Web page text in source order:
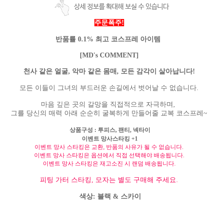
상세 정보를 확대해 보실 수 있습니다
주문폭주!
반품률 0.1% 최고 코스프레 아이템
[MD's COMMENT]
천사 같은 얼굴, 악마 같은 몸매, 모든 감각이 살아납니다!
모든 이들이 그녀의 부드러운 손길에서 벗어날 수 없습니다.
마음 깊은 곳의 갈망을 직접적으로 자극하며,
그를 당신의 매력 아래 순순히 굴복하게 만들어줄 교복 코스프레~
상품구성 : 투피스, 팬티, 넥타이
이벤트 망사스타킹 +1
이벤트 망사 스타킹은 교환, 반품의 사유가 될 수 없습니다.
이벤트 망사 스타킹은 옵션에서 직접 선택해야 배송됩니다.
이벤트 망사 스타킹은 재고소진 시 랜덤 배송됩니다.
피팅 가터 스타킹, 모자는 별도 구매해 주세요.
색상: 블랙 & 스카이